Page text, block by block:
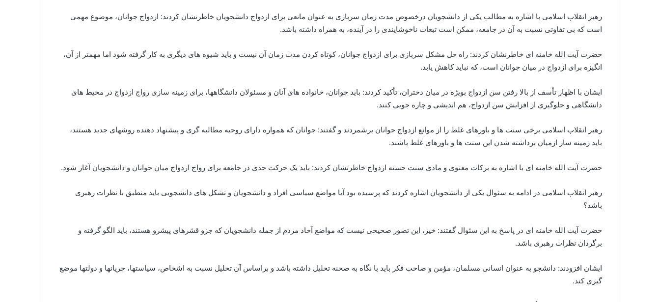
رهبر انقلاب اسلامی با اشاره به مطالب یکی از دانشجویان درخصوص مدت زمان سربازی به عنوان مانعی برای ازدواج دانشجویان خاطرنشان کردند: ازدواج جوانان، موضوع مهمی
است که بی تفاوتی نسبت به آن در جامعه، ممکن است تبعات ناخوشایندی را در آینده، به همراه داشته باشد.
حضرت آیت الله خامنه ای خاطرنشان کردند: راه حل مشکل سربازی برای ازدواج جوانان، کوتاه کردن مدت زمان آن نیست و باید شیوه های دیگری به کار گرفته شود اما مهمتر از آن،
انگیزه برای ازدواج در میان جوانان است، که نباید کاهش یابد.
ایشان با اظهار تأسف از بالا رفتن سن ازدواج بویژه در میان دختران، تأکید کردند: باید جوانان، خانواده های آنان و مسئولان دانشگاهها، برای زمینه سازی رواج ازدواج در محیط های
دانشگاهی و جلوگیری از افزایش سن ازدواج، هم اندیشی و چاره جویی کنند.
رهبر انقلاب اسلامی برخی سنت ها و باورهای غلط را از موانع ازدواج جوانان برشمردند و گفتند: جوانان که همواره دارای روحیه مطالبه گری و پیشنهاد دهنده روشهای جدید هستند،
باید زمینه ساز ازمیان برداشته شدن این سنت ها و باورهای غلط باشند.
حضرت آیت الله خامنه ای با اشاره به برکات معنوی و مادی سنت حسنه ازدواج خاطرنشان کردند: باید یک حرکت جدی در جامعه برای رواج ازدواج میان جوانان و دانشجویان آغاز شود.
رهبر انقلاب اسلامی در ادامه به سئوال یکی از دانشجویان اشاره کردند که پرسیده بود آیا مواضع سیاسی افراد و دانشجویان و تشکل های دانشجویی باید منطبق با نظرات رهبری
باشد؟
حضرت آیت الله خامنه ای در پاسخ به این سئوال گفتند: خیر، این تصور صحیحی نیست که مواضع آحاد مردم از جمله دانشجویان که جزو قشرهای پیشرو هستند، باید الگو گرفته و
برگردان نظرات رهبری باشد.
ایشان افزودند: دانشجو به عنوان انسانی مسلمان، مؤمن و صاحب فکر باید با نگاه به صحنه تحلیل داشته باشد و براساس آن تحلیل نسبت به اشخاص، سیاستها، جریانها و دولتها موضع
گیری کند.